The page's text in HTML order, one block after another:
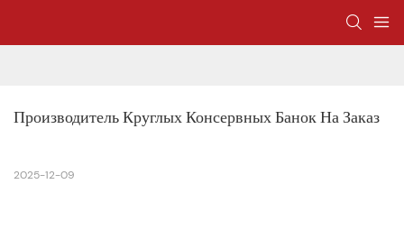
Производитель Круглых Консервных Банок На Заказ
2025-12-09